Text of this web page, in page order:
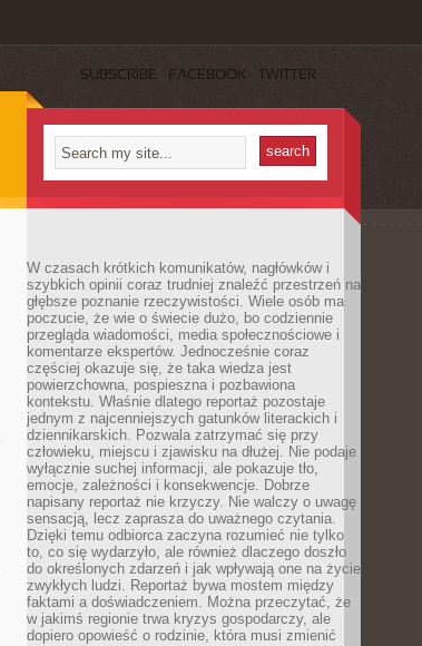
SUBSCRIBE FACEBOOK TWITTER
W czasach krótkich komunikatów, nagłówków i
szybkich opinii coraz trudniej znaleźć przestrzeń na
głębsze poznanie rzeczywistości. Wiele osób ma
poczucie, że wie o świecie dużo, bo codziennie
przegląda wiadomości, media społecznościowe i
komentarze ekspertów. Jednocześnie coraz
częściej okazuje się, że taka wiedza jest
powierzchowna, pospieszna i pozbawiona
kontekstu. Właśnie dlatego reportaż pozostaje
jednym z najcenniejszych gatunków literackich i
dziennikarskich. Pozwala zatrzymać się przy
człowieku, miejscu i zjawisku na dłużej. Nie podaje
wyłącznie suchej informacji, ale pokazuje tło,
emocje, zależności i konsekwencje. Dobrze
napisany reportaż nie krzyczy. Nie walczy o uwagę
sensacją, lecz zaprasza do uważnego czytania.
Dzięki temu odbiorca zaczyna rozumieć nie tylko
to, co się wydarzyło, ale również dlaczego doszło
do określonych zdarzeń i jak wpływają one na życie
zwykłych ludzi. Reportaż bywa mostem między
faktami a doświadczeniem. Można przeczytać, że
w jakimś regionie trwa kryzys gospodarczy, ale
dopiero opowieść o rodzinie, która musi zmienić